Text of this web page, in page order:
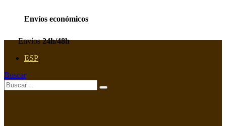
Envíos económicos
Envíos24h/48h
ESP
Buscar